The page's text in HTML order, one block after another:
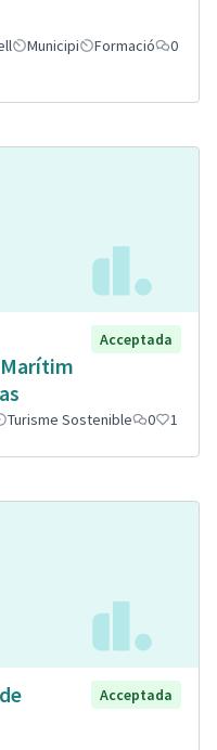
Municipi Formació
0
Acceptada
Turisme Sostenible 0 1
Acceptada